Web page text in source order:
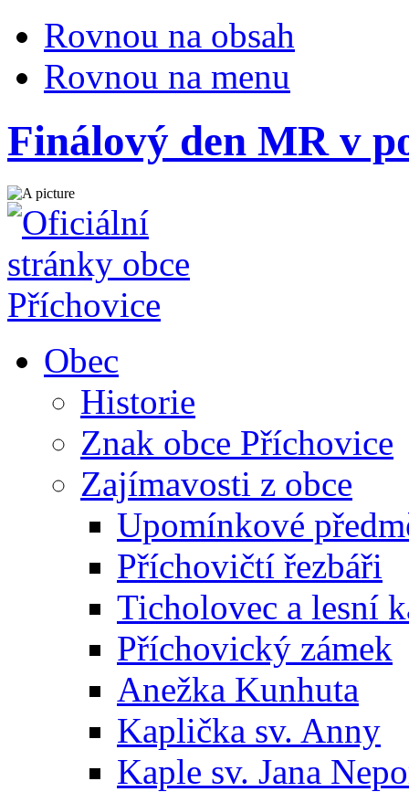
Rovnou na obsah
Rovnou na menu
Finálový den MR v
Obec
Historie
Znak obce Příchovice
Zajímavosti z obce
Upomínkové
Příchovičtí řezbáři
Ticholovec a lesní
Příchovický zámek
Anežka Kunhuta
Kaplička sv. Anny
Kaple sv. Jana